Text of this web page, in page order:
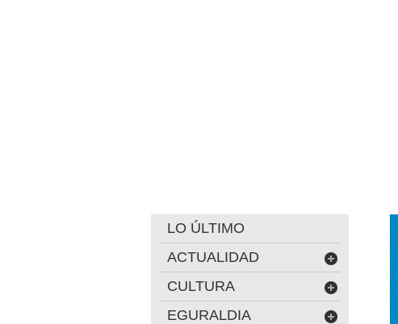
LO ÚLTIMO
ACTUALIDAD
CULTURA
EGURALDIA